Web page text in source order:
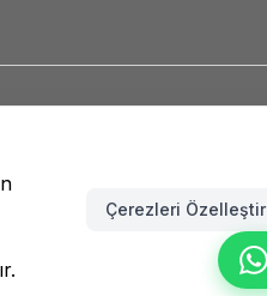
Çerezleri Özelleştir